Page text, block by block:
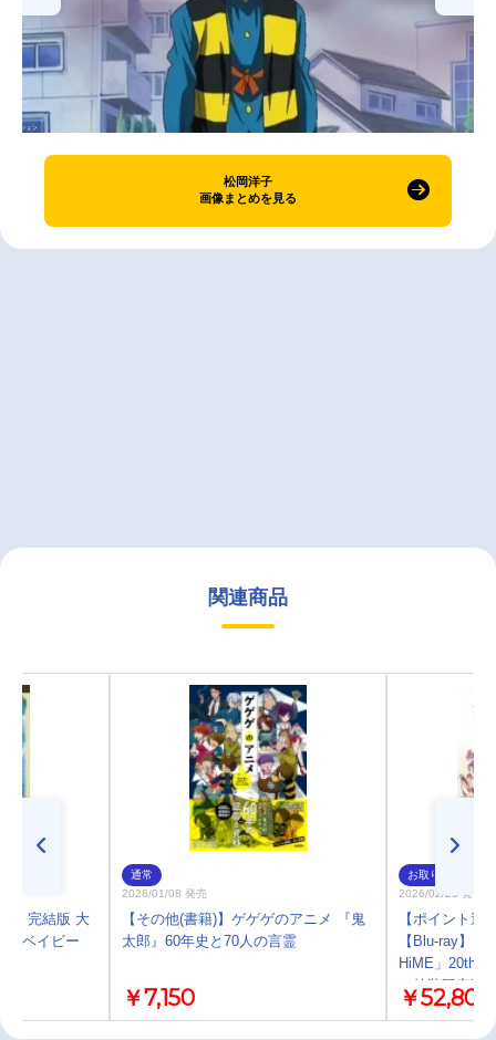
松岡洋子
画像まとめを見る
関連商品
・完結版 大
ュベイビー
通常
2026/01/08 発売
【その他(書籍)】ゲゲゲのアニメ 『鬼
太郎』60年史と70人の言霊
￥7,150
お取り寄せ
2026/02/25 発売
【ポイント還
【Blu-ray】
HiME」20th
（特装限定版
￥52,800